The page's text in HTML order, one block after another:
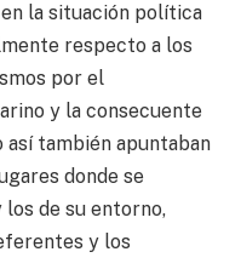
la situación política
respecto a los
por el
y la consecuente
también apuntaban
donde se
los de su entorno,
y los